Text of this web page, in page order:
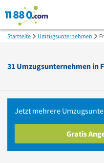
Startseite Umzugsunternehmen
31 Umzugsunternehmen in
Jetzt mehrere
Gratis